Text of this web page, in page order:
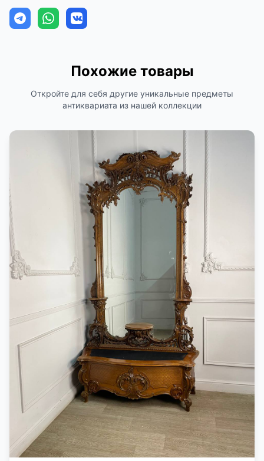
Похожие товары
Откройте для себя другие уникальные предметы
антиквариата из нашей коллекции